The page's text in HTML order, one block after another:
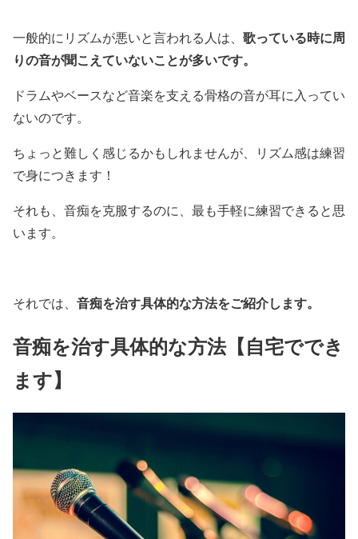
一般的にリズムが悪いと言われる人は、 歌っている時に周
りの音が聞こえていないことが多いです。
ドラムやベースなど音楽を支える骨格の音が耳に入ってい
ないのです。
ちょっと難しく感じるかもしれませんが、リズム感は練習
で身につきます！
それも、音痴を克服するのに、最も手軽に練習できると思
います。
それでは、 音痴を治す具体的な方法をご紹介します。
音痴を治す具体的な方法【自宅ででき
ます】